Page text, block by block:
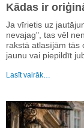
Kādas ir
Ja vīrietis uz
nevajag", tas vēl
rakstā atlasījām tās
jaunu vai piepildīt
Lasīt vairāk…